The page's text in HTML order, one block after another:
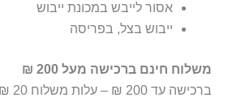
אסור לייבש במכונת ייבוש
ייבוש בצל, בפריסה
משלוח חינם ברכישה מעל 200 ₪
ברכישה עד 200 ₪ – עלות משלוח 20 ₪